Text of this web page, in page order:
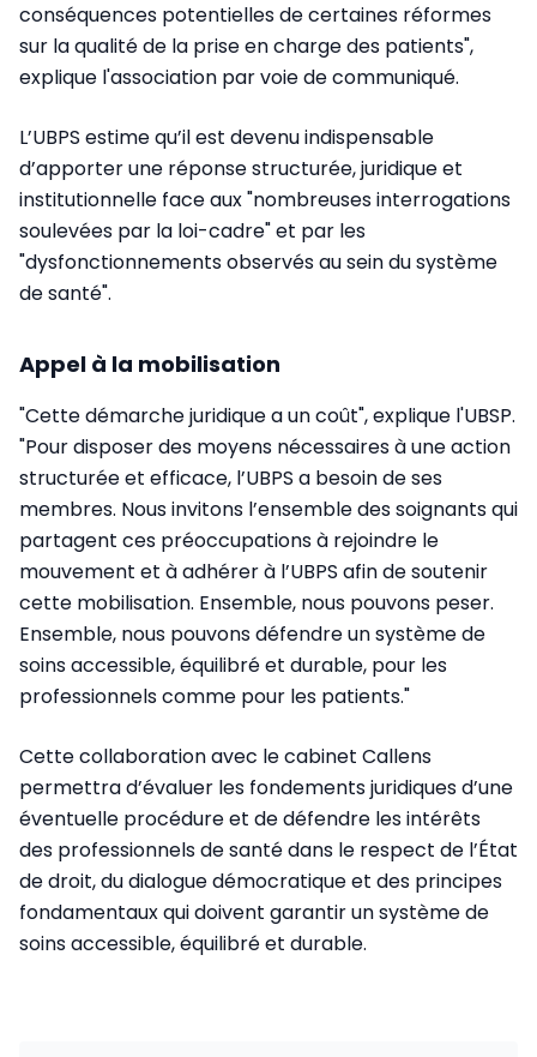
conséquences potentielles de certaines réformes
sur la qualité de la prise en charge des patients",
explique l'association par voie de communiqué.
L’UBPS estime qu’il est devenu indispensable
d’apporter une réponse structurée, juridique et
institutionnelle face aux "nombreuses interrogations
soulevées par la loi-cadre" et par les
"dysfonctionnements observés au sein du système
de santé".
Appel à la mobilisation
"Cette démarche juridique a un coût", explique l'UBSP.
"Pour disposer des moyens nécessaires à une action
structurée et efficace, l’UBPS a besoin de ses
membres. Nous invitons l’ensemble des soignants qui
partagent ces préoccupations à rejoindre le
mouvement et à adhérer à l’UBPS afin de soutenir
cette mobilisation. Ensemble, nous pouvons peser.
Ensemble, nous pouvons défendre un système de
soins accessible, équilibré et durable, pour les
professionnels comme pour les patients."
Cette collaboration avec le cabinet Callens
permettra d’évaluer les fondements juridiques d’une
éventuelle procédure et de défendre les intérêts
des professionnels de santé dans le respect de l’État
de droit, du dialogue démocratique et des principes
fondamentaux qui doivent garantir un système de
soins accessible, équilibré et durable.